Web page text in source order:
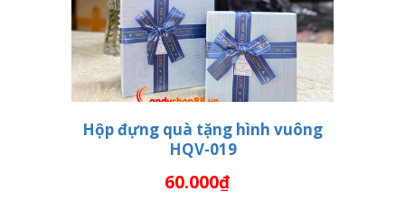
THÊM VÀO GIỎ HÀNG
Hộp đựng quà tặng hình vuông
HQV-019
60.000₫